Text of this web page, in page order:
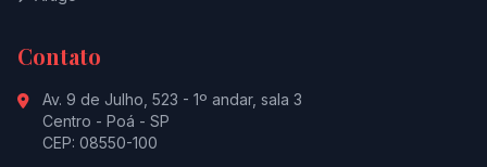
Contato
Av. 9 de Julho, 523 - 1º andar, sala 3
Centro - Poá - SP
CEP: 08550-100